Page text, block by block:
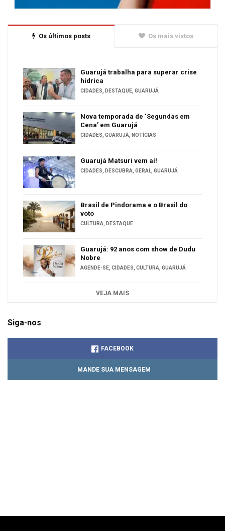
Os últimos posts Os mais vistos
Guarujá trabalha para superar crise
hídrica
CIDADES, DESTAQUE, GUARUJÁ
Nova temporada de ‘Segundas em
Cena’ em Guarujá
CIDADES, GUARUJÁ, NOTÍCIAS
Guarujá Matsuri vem aí!
CIDADES, DESCUBRA, GERAL, GUARUJÁ
Brasil de Pindorama e o Brasil do
voto
CULTURA, DESTAQUE
Guarujá: 92 anos com show de Dudu
Nobre
AGENDE-SE, CIDADES, CULTURA, GUARUJÁ
VEJA MAIS
Siga-nos
FACEBOOK
MANDE SUA MENSAGEM